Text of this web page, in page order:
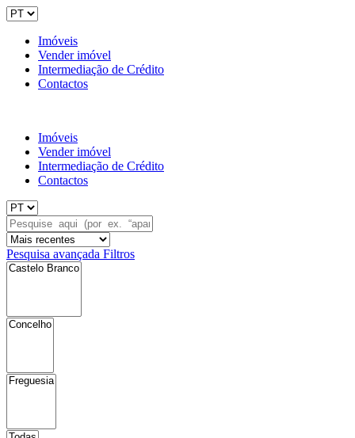
Imóveis
Vender imóvel
Intermediação de Crédito
Contactos
Imóveis
Vender imóvel
Intermediação de Crédito
Contactos
Pesquisa avançada Filtros